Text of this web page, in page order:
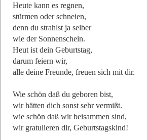
Heute kann es regnen,
stürmen oder schneien,
denn du strahlst ja selber
wie der Sonnenschein.
Heut ist dein Geburtstag,
darum feiern wir,
alle deine Freunde, freuen sich mit dir.
Wie schön daß du geboren bist,
wir hätten dich sonst sehr vermißt.
wie schön daß wir beisammen sind,
wir gratulieren dir, Geburtstagskind!